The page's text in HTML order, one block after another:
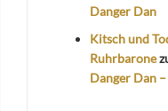
Danger Dan
Kitsch und
Ruhrbarone
Danger Dan